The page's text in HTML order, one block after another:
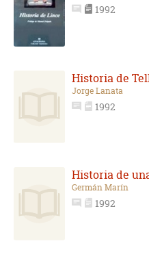
1992
Historia de
Jorge Lanata
1992
Historia de
Germán Marín
1992